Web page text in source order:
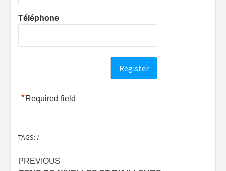
Téléphone
*Required field
TAGS: /
Post
PREVIOUS